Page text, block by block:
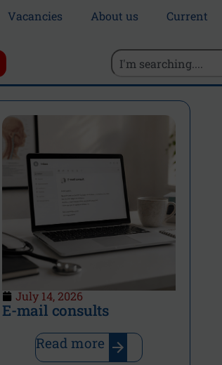
Vacancies About us Current
July 14, 2026
E-mail consults
Read more